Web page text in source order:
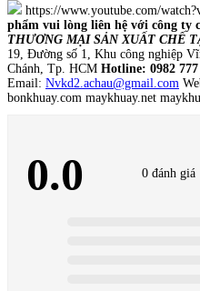
https://www.youtube.com/
phẩm vui lòng liên hệ với công ty
THƯƠNG MẠI SẢN XUẤT CHẾ
19, Đường số 1, Khu công nghiệp
Chánh, Tp. HCM Hotline: 0982
Email: Nvkd2.achau@gmail.com
bonkhuay.com maykhuay.net
0.0 0 đánh giá